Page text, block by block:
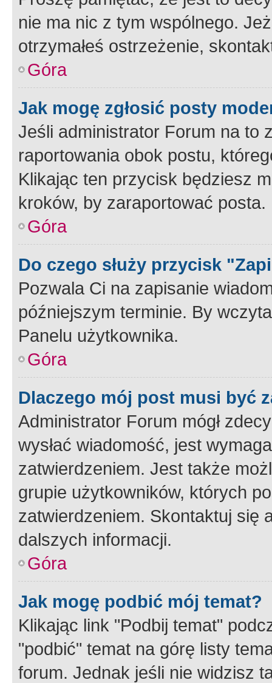
nie ma nic z tym wspólnego.
otrzymałeś ostrzeżenie,
Góra
Jak mogę zgłosić posty
Jeśli administrator Forum na to
raportowania obok postu,
Klikając ten przycisk będziesz
kroków, by zaraportować posta.
Góra
Do czego służy przycisk
Pozwala Ci na zapisanie
późniejszym terminie. By
Panelu użytkownika.
Góra
Dlaczego mój post musi być
Administrator Forum mógł
wysłać wiadomość, jest
zatwierdzeniem. Jest także
grupie użytkowników, których
zatwierdzeniem. Skontaktuj się
dalszych informacji.
Góra
Jak mogę podbić mój temat?
Klikając link "Podbij temat"
"podbić" temat na górę listy
forum. Jednak jeśli nie widzisz